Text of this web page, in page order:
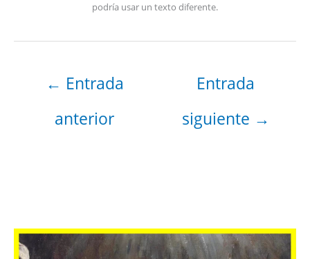
podría usar un texto diferente.
← Entrada
anterior
Entrada
siguiente →